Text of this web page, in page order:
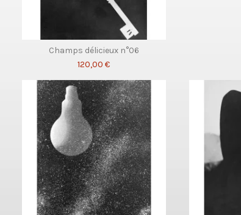
Champs délicieux n°06
120,00 €